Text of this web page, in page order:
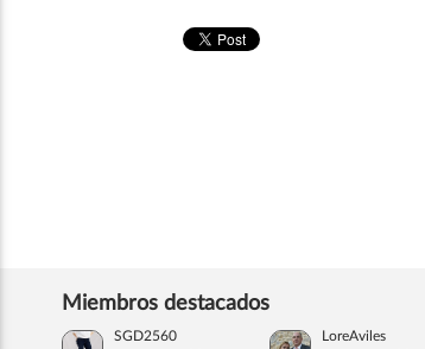
Miembros destacados
SGD2560
LoreAviles